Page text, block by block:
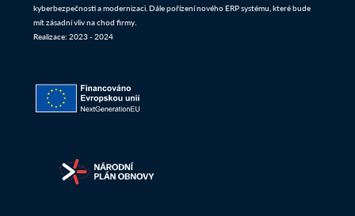
kyberbezpečnosti a modernizaci. Dále pořízení nového ERP systému, které bude
mít zásadní vliv na chod firmy.
Realizace: 2023 - 2024